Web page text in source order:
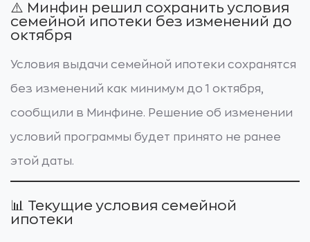
⚠️ Минфин решил сохранить условия
семейной ипотеки без изменений до
октября
Условия выдачи семейной ипотеки сохранятся
без изменений как минимум до 1 октября,
сообщили в Минфине. Решение об изменении
условий программы будет принято не ранее
этой даты.
📊 Текущие условия семейной
ипотеки